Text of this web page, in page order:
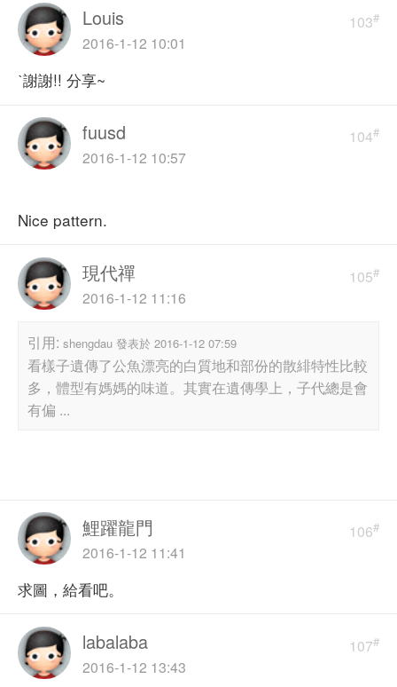
103#
Louis
2016-1-12 10:01
ˋ謝謝!! 分享~
104#
fuusd
2016-1-12 10:57
Nice pattern.
105#
現代禪
2016-1-12 11:16
引用: shengdau 發表於 2016-1-12 07:59
看樣子遺傳了公魚漂亮的白質地和部份的散緋特性比較
多，體型有媽媽的味道。其實在遺傳學上，子代總是會
有偏 ...
106#
鯉躍龍門
2016-1-12 11:41
求圖，給看吧。
107#
labalaba
2016-1-12 13:43